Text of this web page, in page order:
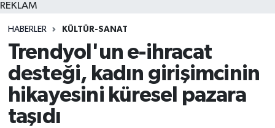
REKLAM
HABERLER KÜLTÜR-SANAT
Trendyol'un e-ihracat
desteği, kadın girişimcinin
hikayesini küresel pazara
taşıdı